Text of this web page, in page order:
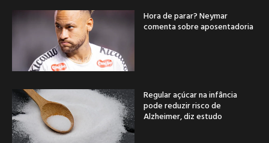
Hora de parar? Neymar
comenta sobre aposentadoria
Regular açúcar na infância
pode reduzir risco de
Alzheimer, diz estudo